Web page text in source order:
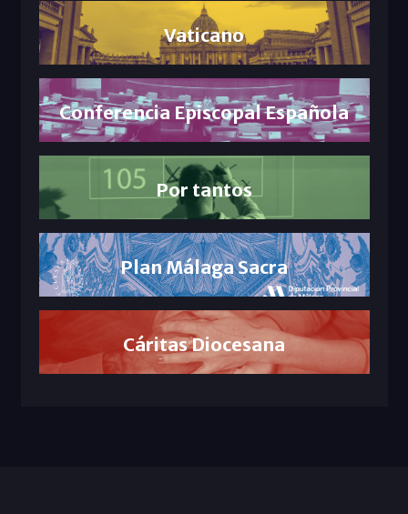
Vaticano
Conferencia Episcopal Española
Por tantos
Plan Málaga Sacra
Cáritas Diocesana